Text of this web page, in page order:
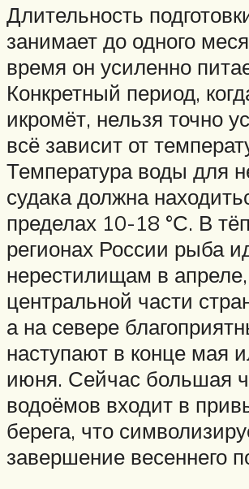
Длительность
занимает до одного
время он усиленно
Конкретный период,
икромёт, нельзя точно
всё зависит от
Температура воды для
судака должна
пределах 10-18 °С. В
регионах России рыба
нерестилищам в
центральной части
а на севере
наступают в конце мая
июня. Сейчас большая
водоёмов входит в
берега, что
завершение весеннего